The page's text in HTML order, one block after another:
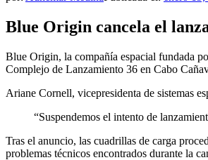
Blue Origin cancela el
Blue Origin, la compañía espacial fundada
Complejo de Lanzamiento 36 en Cabo
Ariane Cornell, vicepresidenta de sistemas
“Suspendemos el intento de
Tras el anuncio, las cuadrillas de carga
problemas técnicos encontrados durante la